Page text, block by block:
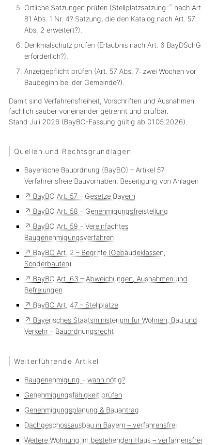
Örtliche Satzungen prüfen (Stellplatzsatzung
nach Art.
81 Abs. 1 Nr. 4? Satzung, die den Katalog nach Art. 57
Abs. 2 erweitert?).
Denkmalschutz prüfen (Erlaubnis nach Art. 6 BayDSchG
erforderlich?).
Anzeigepflicht prüfen (Art. 57 Abs. 7: zwei Wochen vor
Baubeginn bei der Gemeinde?).
Damit sind Verfahrensfreiheit, Vorschriften und Ausnahmen
fachlich sauber voneinander getrennt und prüfbar.
Stand Juli 2026 (BayBO-Fassung gültig ab 01.05.2026).
Quellen und Rechtsgrundlagen
Bayerische Bauordnung (BayBO) – Artikel 57
Verfahrensfreie Bauvorhaben, Beseitigung von Anlagen
↗ BayBO Art. 57 – Gesetze Bayern
↗ BayBO Art. 58 – Genehmigungsfreistellung
↗ BayBO Art. 59 – Vereinfachtes
Baugenehmigungsverfahren
↗ BayBO Art. 2 – Begriffe (Gebäudeklassen,
Sonderbauten)
↗ BayBO Art. 63 – Abweichungen, Ausnahmen und
Befreiungen
↗ BayBO Art. 47 – Stellplätze
↗ Bayerisches Staatsministerium für Wohnen, Bau und
Verkehr – Bauordnungsrecht
Weiterführende Artikel
Baugenehmigung – wann nötig?
Genehmigungsfähigkeit prüfen
Genehmigungsplanung & Bauantrag
Dachgeschossausbau in Bayern – verfahrensfrei
Weitere Wohnung im bestehenden Haus – verfahrensfrei